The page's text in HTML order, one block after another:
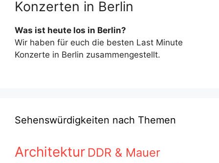
Konzerten in Berlin
Was ist heute los in Berlin?
Wir haben für euch die besten Last Minute
Konzerte in Berlin zusammengestellt.
Sehenswürdigkeiten nach Themen
Architektur DDR & Mauer